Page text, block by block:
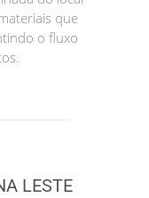
que
o fluxo
LESTE